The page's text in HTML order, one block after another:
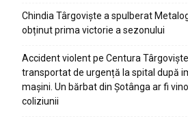
Chindia Târgoviște a spulberat
obținut prima victorie a sezonului
Accident violent pe Centura
transportat de urgență la spital după
mașini. Un bărbat din Șotânga ar fi
coliziunii